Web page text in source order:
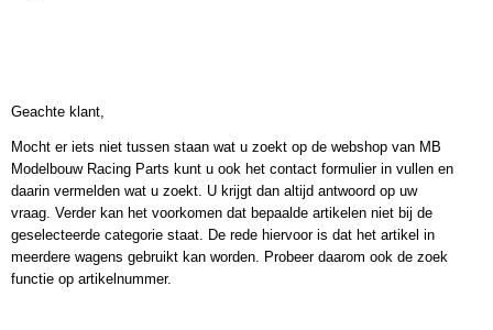
Geachte klant,
Mocht er iets niet tussen staan wat u zoekt op de webshop van MB
Modelbouw Racing Parts kunt u ook het contact formulier in vullen en
daarin vermelden wat u zoekt. U krijgt dan altijd antwoord op uw
vraag. Verder kan het voorkomen dat bepaalde artikelen niet bij de
geselecteerde categorie staat. De rede hiervoor is dat het artikel in
meerdere wagens gebruikt kan worden. Probeer daarom ook de zoek
functie op artikelnummer.